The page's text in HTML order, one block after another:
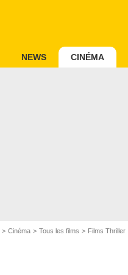
NEWS CINÉMA
Cinéma Tous les films Films Thriller